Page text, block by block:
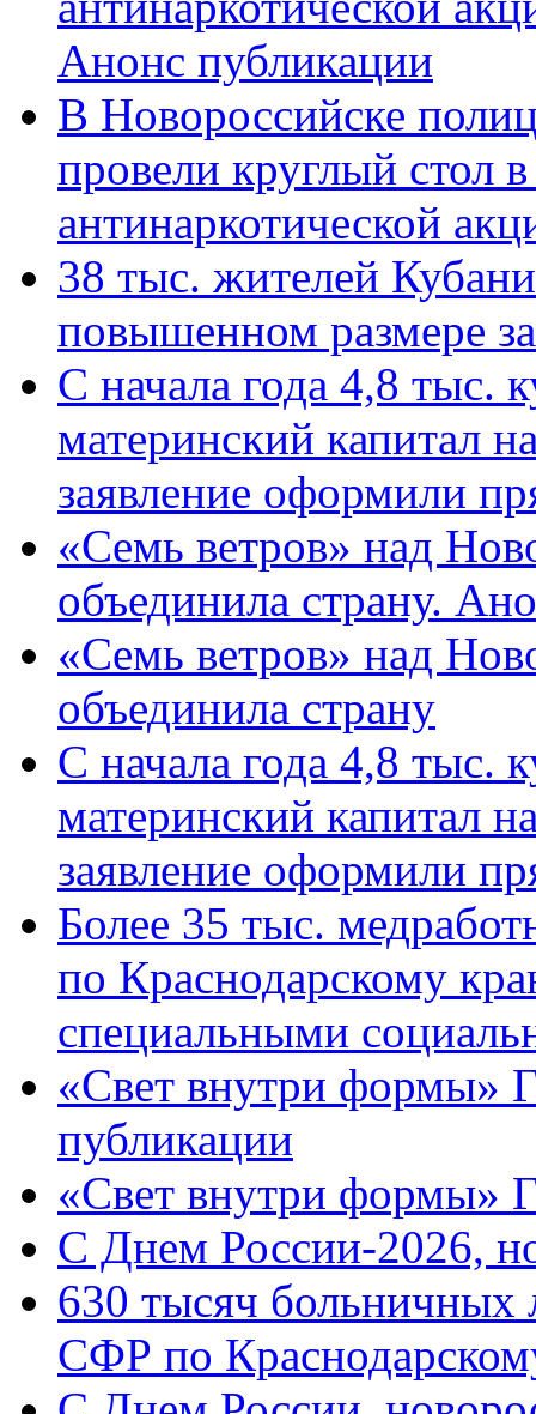
Анонс публикации
В Новороссийске
провели круглый стол
антинаркотической
38 тыс. жителей
повышенном размере
С начала года 4,8 тыс.
материнский капитал
заявление оформили
«Семь ветров» над
объединила страну.
«Семь ветров» над
объединила страну
С начала года 4,8 тыс.
материнский капитал
заявление оформили
Более 35 тыс.
по Краснодарскому
специальными
«Свет внутри формы»
публикации
«Свет внутри формы»
C Днем России-2026,
630 тысяч больничных
СФР по